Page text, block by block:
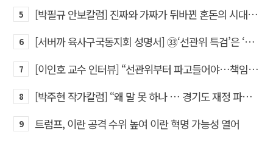
5 [박필규 안보칼럼] 진짜와 가짜가 뒤바뀐 혼돈의 시대, 안보 파탄은 막아야
6 [서버까 육사구국동지회 성명서] ㉝‘선관위 특검’은 ‘부정선거 특검’으로 명명하고 박주현 변호사를 ‘특검’으로 임명하라!
7 [이인호 교수 인터뷰] “선관위부터 파고들어야…책임자 직접 고발하라”
8 [박주현 작가칼럼] “왜 말 못 하나 … 경기도 재정 파탄의 진짜 원인을”
9 트럼프, 이란 공격 수위 높여 이란 혁명 가능성 열어